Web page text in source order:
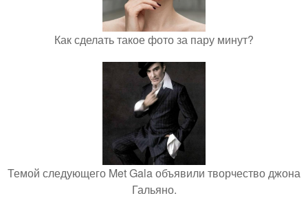
Как сделать такое фото за пару минут?
Темой следующего Met Gala объявили творчество джона
Гальяно.